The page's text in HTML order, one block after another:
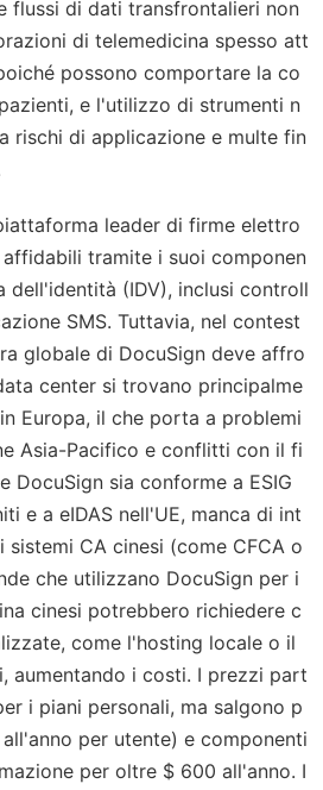
flussi di dati transfrontalieri non
di telemedicina spesso att
possono comportare la co
e l'utilizzo di strumenti n
rischi di applicazione e multe fin
leader di firme elettro
tramite i suoi componen
(IDV), inclusi controll
SMS. Tuttavia, nel contest
globale di DocuSign deve affro
center si trovano principalme
Europa, il che porta a problemi
Asia-Pacifico e conflitti con il fi
DocuSign sia conforme a ESIG
e a eIDAS nell'UE, manca di int
CA cinesi (come CFCA o
che utilizzano DocuSign per i
cinesi potrebbero richiedere c
come l'hosting locale o il
aumentando i costi. I prezzi part
i piani personali, ma salgono p
per utente) e componenti
per oltre $ 600 all'anno. I